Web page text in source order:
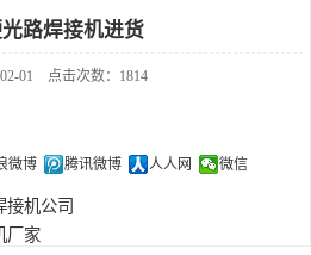
路焊接机进货
01 点击次数：1814
微博 腾讯微博 人人网 微信
接机公司
厂家